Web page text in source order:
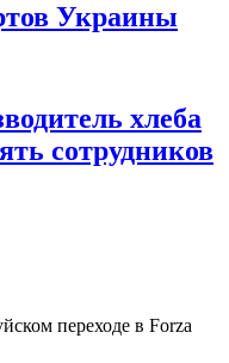
Украины
хлеба
сотрудников
переходе в Forza